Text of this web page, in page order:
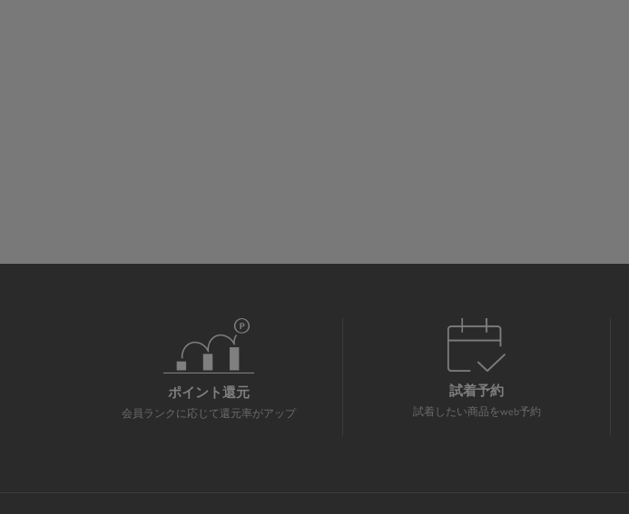
ポイント還元
会員ランクに応じて還元率がアップ
試着予約
試着したい商品をweb予約